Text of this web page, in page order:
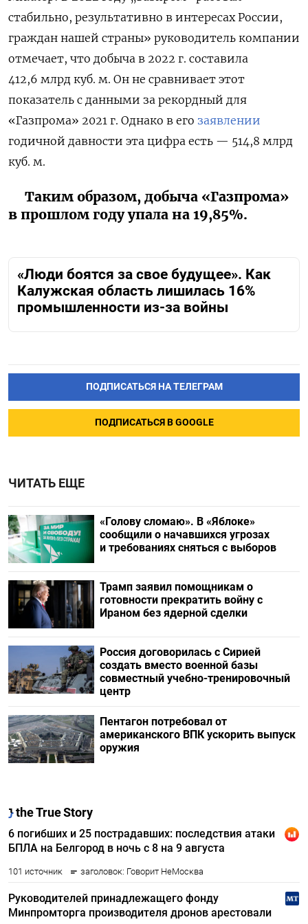
стабильно, результативно в интересах России,
граждан нашей страны» руководитель компании
отмечает, что добыча в 2022 г. составила
412,6 млрд куб. м. Он не сравнивает этот
показатель с данными за рекордный для
«Газпрома» 2021 г. Однако в его заявлении
годичной давности эта цифра есть — 514,8 млрд
куб. м.
Таким образом, добыча «Газпрома»
в прошлом году упала на 19,85%.
«Люди боятся за свое будущее». Как
Калужская область лишилась 16%
промышленности из-за войны
ПОДПИСАТЬСЯ НА ТЕЛЕГРАМ
ПОДПИСАТЬСЯ В GOOGLE
ЧИТАТЬ ЕЩЕ
«Голову сломаю». В «Яблоке»
сообщили о начавшихся угрозах
и требованиях сняться с выборов
Трамп заявил помощникам о
готовности прекратить войну с
Ираном без ядерной сделки
Россия договорилась с Сирией
создать вместо военной базы
совместный учебно-тренировочный
центр
Пентагон потребовал от
американского ВПК ускорить выпуск
оружия